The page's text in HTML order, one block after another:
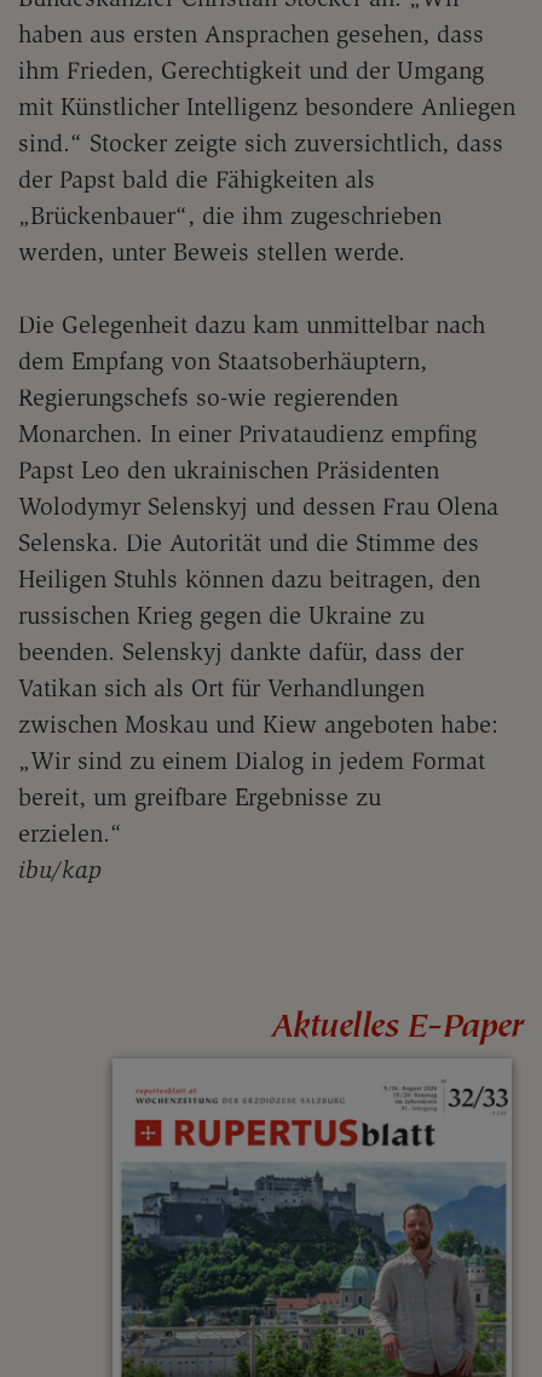
haben aus ersten Ansprachen gesehen, dass
ihm Frieden, Gerechtigkeit und der Umgang
mit Künstlicher Intelligenz besondere Anliegen
sind.“ Stocker zeigte sich zuversichtlich, dass
der Papst bald die Fähigkeiten als
„Brückenbauer“, die ihm zugeschrieben
werden, unter Beweis stellen werde.
Die Gelegenheit dazu kam unmittelbar nach
dem Empfang von Staatsoberhäuptern,
Regierungschefs so-wie regierenden
Monarchen. In einer Privataudienz empfing
Papst Leo den ukrainischen Präsidenten
Wolodymyr Selenskyj und dessen Frau Olena
Selenska. Die Autorität und die Stimme des
Heiligen Stuhls können dazu beitragen, den
russischen Krieg gegen die Ukraine zu
beenden. Selenskyj dankte dafür, dass der
Vatikan sich als Ort für Verhandlungen
zwischen Moskau und Kiew angeboten habe:
„Wir sind zu einem Dialog in jedem Format
bereit, um greifbare Ergebnisse zu
erzielen.“
ibu/kap
Aktuelles E-Paper